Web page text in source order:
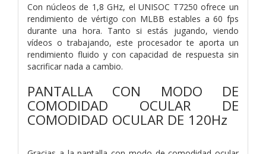
Con núcleos de 1,8 GHz, el UNISOC T7250 ofrece un
rendimiento de vértigo con MLBB estables a 60 fps
durante una hora. Tanto si estás jugando, viendo
vídeos o trabajando, este procesador te aporta un
rendimiento fluido y con capacidad de respuesta sin
sacrificar nada a cambio.
PANTALLA CON MODO DE
COMODIDAD OCULAR DE
COMODIDAD OCULAR DE 120Hz